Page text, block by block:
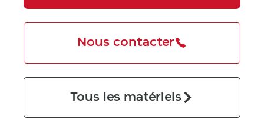
Nous contacter
Tous les matériels